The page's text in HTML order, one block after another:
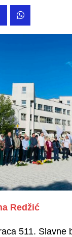
Redžić
511. Slavne